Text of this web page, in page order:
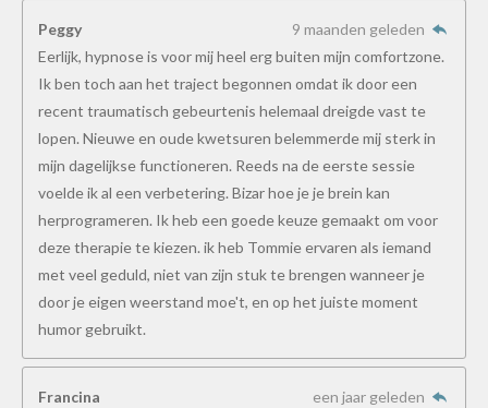
Peggy
9 maanden geleden
Eerlijk, hypnose is voor mij heel erg buiten mijn comfortzone.
Ik ben toch aan het traject begonnen omdat ik door een
recent traumatisch gebeurtenis helemaal dreigde vast te
lopen. Nieuwe en oude kwetsuren belemmerde mij sterk in
mijn dagelijkse functioneren. Reeds na de eerste sessie
voelde ik al een verbetering. Bizar hoe je je brein kan
herprogrameren. Ik heb een goede keuze gemaakt om voor
deze therapie te kiezen. ik heb Tommie ervaren als iemand
met veel geduld, niet van zijn stuk te brengen wanneer je
door je eigen weerstand moe't, en op het juiste moment
humor gebruikt.
Francina
een jaar geleden